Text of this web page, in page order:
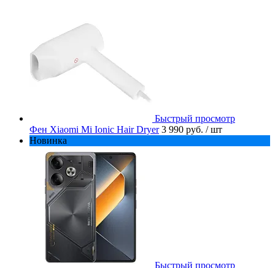
Быстрый просмотр
Фен Xiaomi Mi Ionic Hair Dryer 3 990 руб. / шт
Новинка
Быстрый просмотр